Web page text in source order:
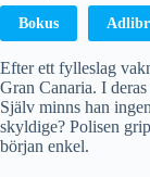
Bokus
Efter ett fylleslag
Gran Canaria. I
Själv minns han
skyldige? Polisen
början enkel.